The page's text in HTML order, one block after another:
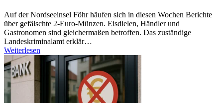
Auf der Nordseeinsel Föhr häufen sich in diesen Wochen Berichte
über gefälschte 2-Euro-Münzen. Eisdielen, Händler und
Gastronomen sind gleichermaßen betroffen. Das zuständige
Landeskriminalamt erklär…
Weiterlesen